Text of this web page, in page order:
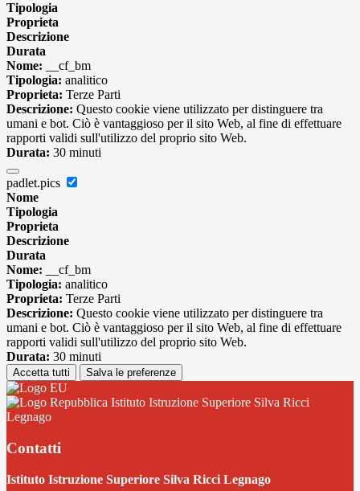
Tipologia
Proprieta
Descrizione
Durata
Nome: __cf_bm
Tipologia: analitico
Proprieta: Terze Parti
Descrizione: Questo cookie viene utilizzato per distinguere tra
umani e bot. Ciò è vantaggioso per il sito Web, al fine di effettuare
rapporti validi sull'utilizzo del proprio sito Web.
Durata: 30 minuti
padlet.pics
Nome
Tipologia
Proprieta
Descrizione
Durata
Nome: __cf_bm
Tipologia: analitico
Proprieta: Terze Parti
Descrizione: Questo cookie viene utilizzato per distinguere tra
umani e bot. Ciò è vantaggioso per il sito Web, al fine di effettuare
rapporti validi sull'utilizzo del proprio sito Web.
Durata: 30 minuti
Accetta tutti Salva le preferenze
Istituto Istruzione Superiore Silva Ricci
Legnago
Contatti
Istituto Istruzione Superiore Silva Ricci Legnago